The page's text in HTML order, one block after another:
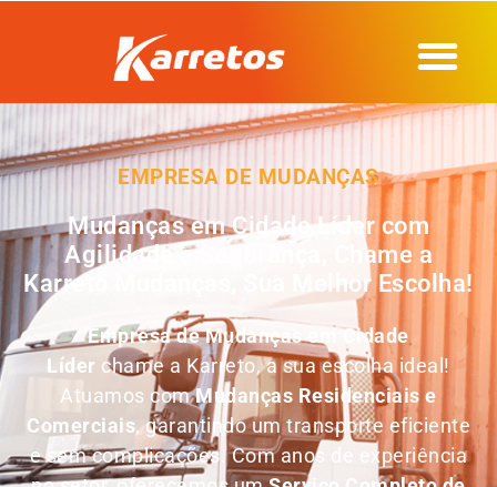
EMPRESA DE MUDANÇAS
Mudanças em Cidade Líder com
Agilidade e Segurança, Chame a
Karreto Mudanças, Sua Melhor Escolha!
Empresa de Mudanças emCidade
Líder chame a Karreto, a sua escolha ideal!
Atuamos comMudanças Residenciais e
Comerciais, garantindo um transporte eficiente
e sem complicações. Com anos de experiência